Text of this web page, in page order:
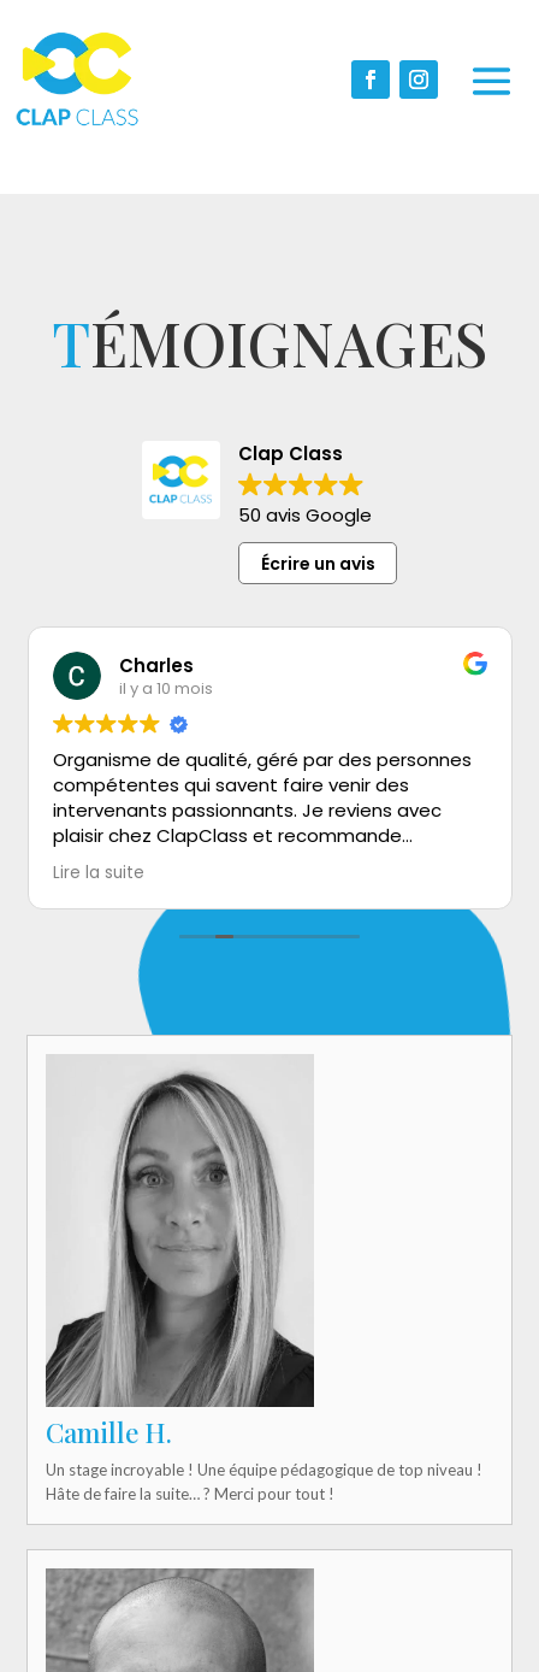
TÉMOIGNAGES
Clap Class
50 avis Google
Écrire un avis
Charles
il y a 10 mois
Organisme de qualité, géré par des personnes
compétentes qui savent faire venir des
intervenants passionnants. Je reviens avec
plaisir chez ClapClass et recommande
vivement!
Lire la suite
Camille H.
Un stage incroyable ! Une équipe pédagogique de top niveau !
Hâte de faire la suite… ? Merci pour tout !